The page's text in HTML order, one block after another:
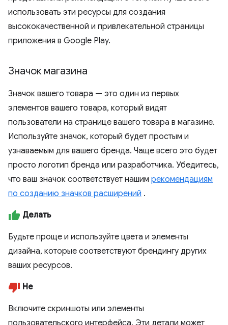
использовать эти ресурсы для создания
высококачественной и привлекательной страницы
приложения в Google Play.
Значок магазина
Значок вашего товара — это один из первых
элементов вашего товара, который видят
пользователи на странице вашего товара в магазине.
Используйте значок, который будет простым и
узнаваемым для вашего бренда. Чаще всего это будет
просто логотип бренда или разработчика. Убедитесь,
что ваш значок соответствует нашим рекомендациям
по созданию значков расширений .
Делать
Будьте проще и используйте цвета и элементы
дизайна, которые соответствуют брендингу других
ваших ресурсов.
Не
Включите скриншоты или элементы
пользовательского интерфейса. Эти детали может